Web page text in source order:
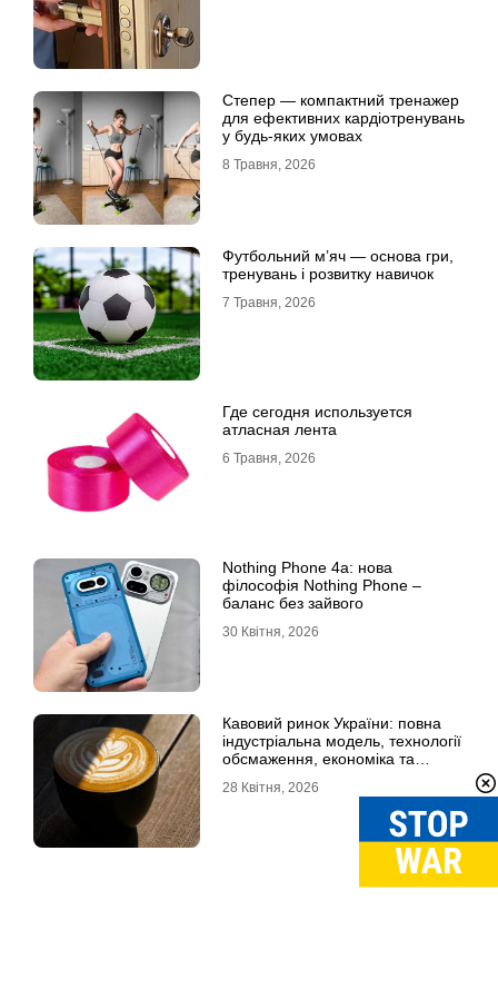
Степер — компактний тренажер
для ефективних кардіотренувань
у будь-яких умовах
8 Травня, 2026
Футбольний м’яч — основа гри,
тренувань і розвитку навичок
7 Травня, 2026
Где сегодня используется
атласная лента
6 Травня, 2026
Nothing Phone 4a: нова
філософія Nothing Phone –
баланс без зайвого
30 Квітня, 2026
Кавовий ринок України: повна
індустріальна модель, технології
обсмаження, економіка та
28 Квітня, 2026